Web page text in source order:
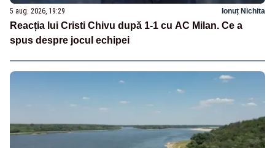
5 aug. 2026, 19:29 Ionuț Nichita
Reacția lui Cristi Chivu după 1-1 cu AC Milan. Ce a
spus despre jocul echipei